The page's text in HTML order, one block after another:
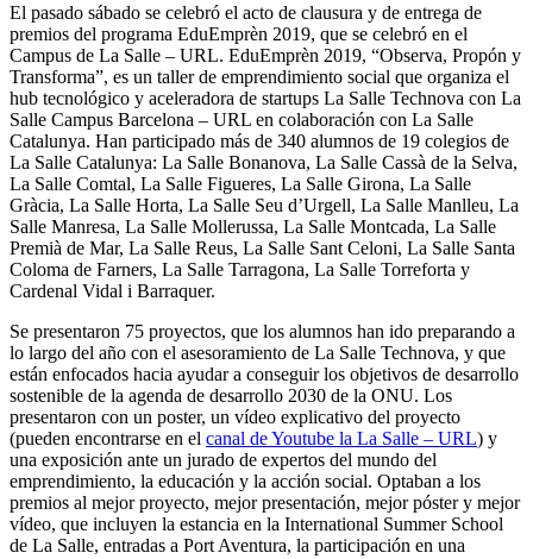
El pasado sábado se celebró el acto de clausura y de entrega de
premios del programa EduEmprèn 2019, que se celebró en el
Campus de La Salle – URL. EduEmprèn 2019, “Observa, Propón y
Transforma”, es un taller de emprendimiento social que organiza el
hub tecnológico y aceleradora de startups La Salle Technova con La
Salle Campus Barcelona – URL en colaboración con La Salle
Catalunya. Han participado más de 340 alumnos de 19 colegios de
La Salle Catalunya: La Salle Bonanova, La Salle Cassà de la Selva,
La Salle Comtal, La Salle Figueres, La Salle Girona, La Salle
Gràcia, La Salle Horta, La Salle Seu d’Urgell, La Salle Manlleu, La
Salle Manresa, La Salle Mollerussa, La Salle Montcada, La Salle
Premià de Mar, La Salle Reus, La Salle Sant Celoni, La Salle Santa
Coloma de Farners, La Salle Tarragona, La Salle Torreforta y
Cardenal Vidal i Barraquer.
Se presentaron 75 proyectos, que los alumnos han ido preparando a
lo largo del año con el asesoramiento de La Salle Technova, y que
están enfocados hacia ayudar a conseguir los objetivos de desarrollo
sostenible de la agenda de desarrollo 2030 de la ONU. Los
presentaron con un poster, un vídeo explicativo del proyecto
(pueden encontrarse en el canal de Youtube la La Salle – URL) y
una exposición ante un jurado de expertos del mundo del
emprendimiento, la educación y la acción social. Optaban a los
premios al mejor proyecto, mejor presentación, mejor póster y mejor
vídeo, que incluyen la estancia en la International Summer School
de La Salle, entradas a Port Aventura, la participación en una